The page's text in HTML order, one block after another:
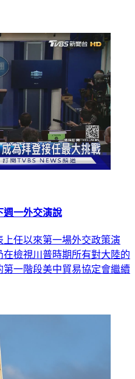
週一外交演說
任以來第一場外交政策演
檢視川普時期所有對大陸的
一階段美中貿易協定會繼續